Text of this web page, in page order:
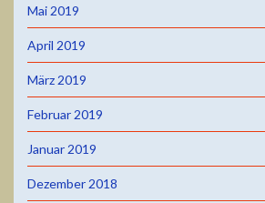
Mai 2019
April 2019
März 2019
Februar 2019
Januar 2019
Dezember 2018